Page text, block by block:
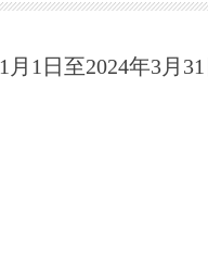
1 月 1日至2024年3月 31